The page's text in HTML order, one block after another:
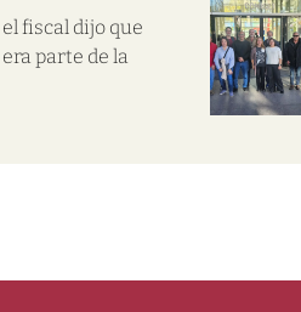
fiscal dijo que
parte de la